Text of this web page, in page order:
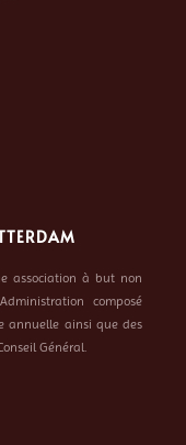
association à but non
composé
annuelle ainsi que des
Général.